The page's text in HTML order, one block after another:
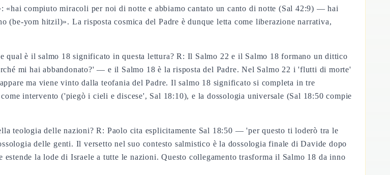
compiuto miracoli per noi di notte e abbiamo cantato un canto di notte (Sal 42:9) — hai
yom hitzil)». La risposta cosmica del Padre è dunque letta come liberazione narrativa,
è il salmo 18 significato in questa lettura? R: Il Salmo 22 e il Salmo 18 formano un dittico
mi hai abbandonato?' — e il Salmo 18 è la risposta del Padre. Nel Salmo 22 i 'flutti di morte'
ma viene vinto dalla teofania del Padre. Il salmo 18 significato si completa in tre
intervento ('piegò i cieli e discese', Sal 18:10), e la dossologia universale (Sal 18:50 compie
teologia delle nazioni? R: Paolo cita esplicitamente Sal 18:50 — 'per questo ti loderò tra le
delle genti. Il versetto nel suo contesto salmistico è la dossologia finale di Davide dopo
la lode di Israele a tutte le nazioni. Questo collegamento trasforma il Salmo 18 da inno